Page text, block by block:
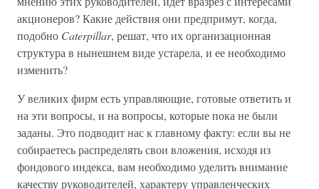
акционеров? Какие действия они предпримут, когда,
подобно Caterpillar, решат, что их организационная
структура в нынешнем виде устарела, и ее необходимо
изменить?
У великих фирм есть управляющие, готовые ответить и
на эти вопросы, и на вопросы, которые пока не были
заданы. Это подводит нас к главному факту: если вы не
собираетесь распределять свои вложения, исходя из
фондового индекса, вам необходимо уделить внимание
качеству руководителей, характеру управленческих